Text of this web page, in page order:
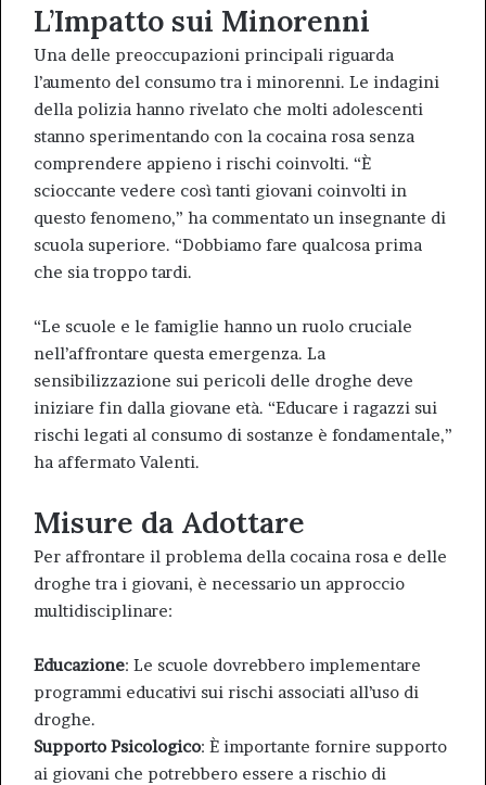
L’Impatto sui Minorenni
Una delle preoccupazioni principali riguarda
l’aumento del consumo tra i minorenni. Le indagini
della polizia hanno rivelato che molti adolescenti
stanno sperimentando con la cocaina rosa senza
comprendere appieno i rischi coinvolti. “È
scioccante vedere così tanti giovani coinvolti in
questo fenomeno,” ha commentato un insegnante di
scuola superiore. “Dobbiamo fare qualcosa prima
che sia troppo tardi.
“Le scuole e le famiglie hanno un ruolo cruciale
nell’affrontare questa emergenza. La
sensibilizzazione sui pericoli delle droghe deve
iniziare fin dalla giovane età. “Educare i ragazzi sui
rischi legati al consumo di sostanze è fondamentale,”
ha affermato Valenti.
Misure da Adottare
Per affrontare il problema della cocaina rosa e delle
droghe tra i giovani, è necessario un approccio
multidisciplinare:
Educazione: Le scuole dovrebbero implementare
programmi educativi sui rischi associati all’uso di
droghe.
Supporto Psicologico: È importante fornire supporto
ai giovani che potrebbero essere a rischio di